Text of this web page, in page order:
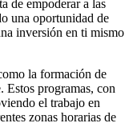
de empoderar a las
una oportunidad de
inversión en ti mismo
la formación de
programas, con
el trabajo en
zonas horarias de